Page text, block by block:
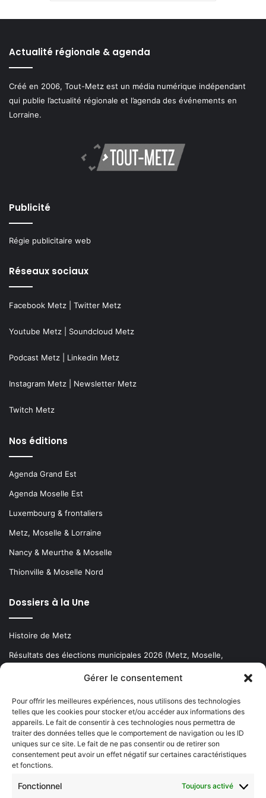
Gérer le consentement
Pour offrir les meilleures expériences, nous utilisons des technologies
telles que les cookies pour stocker et/ou accéder aux informations des
appareils. Le fait de consentir à ces technologies nous permettra de
traiter des données telles que le comportement de navigation ou les ID
uniques sur ce site. Le fait de ne pas consentir ou de retirer son
consentement peut avoir un effet négatif sur certaines caractéristiques
et fonctions.
Fonctionnel Toujours activé
Actualité régionale & agenda
Créé en 2006, Tout-Metz est un média numérique indépendant
qui publie l’actualité régionale et l’agenda des événements en
Lorraine.
Publicité
Régie publicitaire web
Réseaux sociaux
Facebook Metz Twitter Metz
Youtube Metz Soundcloud Metz
Podcast Metz Linkedin Metz
Instagram Metz Newsletter Metz
Twitch Metz
Nos éditions
Agenda Grand Est
Agenda Moselle Est
Luxembourg & frontaliers
Metz, Moselle & Lorraine
Nancy & Meurthe & Moselle
Thionville & Moselle Nord
Dossiers à la Une
Histoire de Metz
Résultats des élections municipales 2026 (Metz, Moselle,
Newsletter gratuite
Choisissez : matin, soir ou hebdo ?